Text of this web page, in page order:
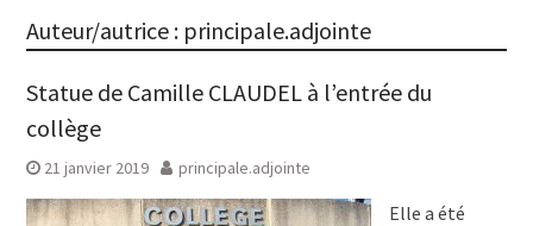
Auteur/autrice : principale.adjointe
Statue de Camille CLAUDEL à l’entrée du
collège
21 janvier 2019 principale.adjointe
Elle a été